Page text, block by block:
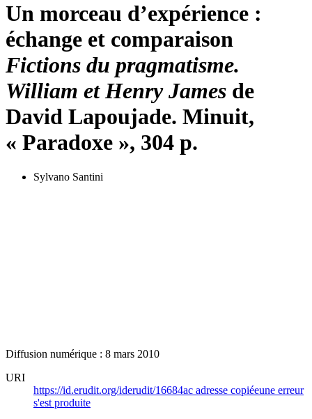
Un morceau d’expérience :
échange et comparaison
Fictions du pragmatisme.
William et Henry James de
David Lapoujade. Minuit,
« Paradoxe », 304 p.
Sylvano Santini
Diffusion numérique : 8 mars 2010
URI
https://id.erudit.org/iderudit/16684ac adresse copiéeune erreur
s'est produite